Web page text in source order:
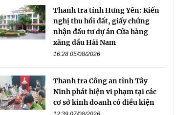
Thanh tra tỉnh Hưng Yên: Kiến
nghị thu hồi đất, giấy chứng
nhận đầu tư dự án Cửa hàng
xăng dầu Hải Nam
16:28 05/08/2026
Thanh tra Công an tỉnh Tây
Ninh phát hiện vi phạm tại các
cơ sở kinh doanh có điều kiện